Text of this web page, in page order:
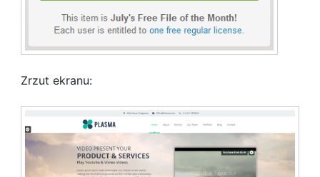
Zrzut ekranu: